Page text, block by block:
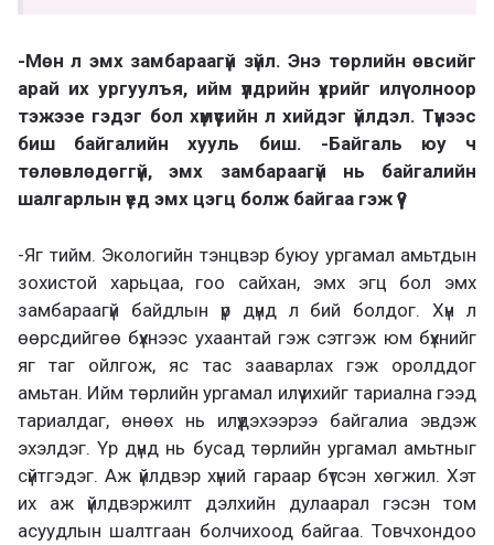
-Мөн л эмх замбараагүй зүйл. Энэ төрлийн өвсийг
арай их ургуулъя, ийм үүлдрийн үхрийг илүү олноор
тэжээе гэдэг бол хүмүүсийн л хийдэг үйлдэл. Түүнээс
биш байгалийн хууль биш. -Байгаль юу ч
төлөвлөдөггүй, эмх замбараагүй нь байгалийн
шалгарлын үед эмх цэгц болж байгаа гэж үү?
-Яг тийм. Экологийн тэнцвэр буюу ургамал амьтдын
зохистой харьцаа, гоо сайхан, эмх эгц бол эмх
замбараагүй байдлын үр дүнд л бий болдог. Хүн л
өөрсдийгөө бүхнээс ухаантай гэж сэтгэж юм бүхнийг
яг таг ойлгож, яс тас зааварлах гэж оролддог
амьтан. Ийм төрлийн ургамал илүү ихийг тариална гээд
тариалдаг, өнөөх нь илүүдэхээрээ байгалиа эвдэж
эхэлдэг. Үр дүнд нь бусад төрлийн ургамал амьтныг
сүйтгэдэг. Аж үйлдвэр хүний гараар бүтсэн хөгжил. Хэт
их аж үйлдвэржилт дэлхийн дулаарал гэсэн том
асуудлын шалтгаан болчихоод байгаа. Товчхондоо